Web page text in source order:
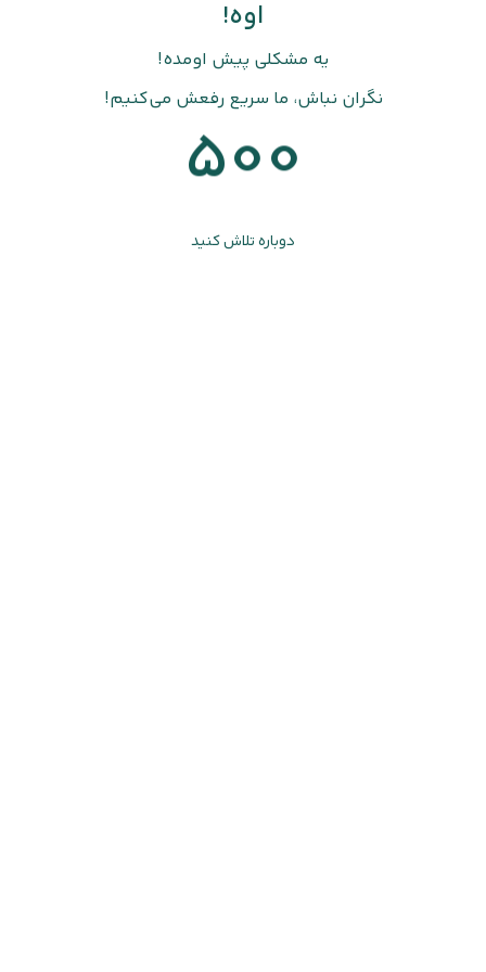
اوه!
یه مشکلی پیش اومده!
نگران نباش، ما سریع رفعش می‌کنیم!
500
دوباره تلاش کنید